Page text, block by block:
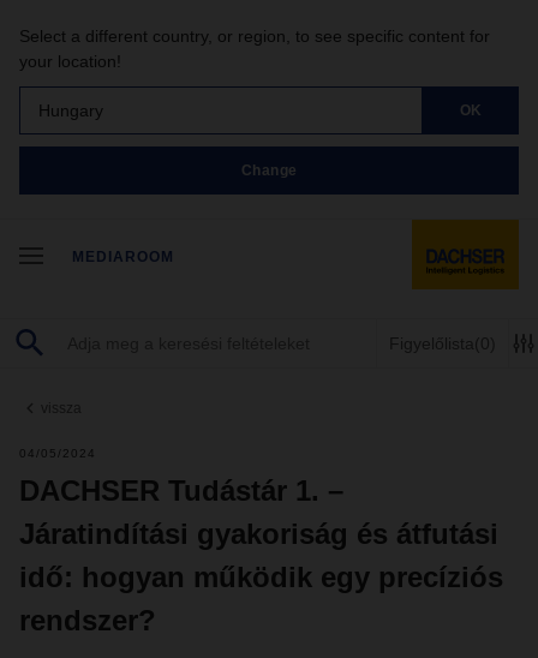
Select a different country, or region, to see specific content for
your location!
Hungary OK
Change
MEDIAROOM
Figyelőlista (0)
vissza
04/05/2024
DACHSER Tudástár 1. –
Járatindítási gyakoriság és átfutási
idő: hogyan működik egy precíziós
rendszer?